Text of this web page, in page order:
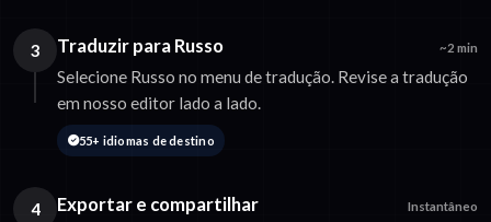
3 Traduzir para Russo ~2 min
Selecione Russo no menu de tradução. Revise a tradução
em nosso editor lado a lado.
55+ idiomas de destino
4 Exportar e compartilhar Instantâneo